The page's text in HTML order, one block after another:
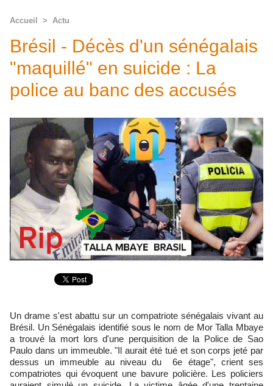
Accueil > Actu
Brésil - Décès d'un sénégalais
"maquillé" en suicide : La
police au banc des accusés
Un drame s'est abattu sur un compatriote sénégalais vivant au
Brésil. Un Sénégalais identifié sous le nom de Mor Talla Mbaye
a trouvé la mort lors d'une perquisition de la Police de Sao
Paulo dans un immeuble. "Il aurait été tué et son corps jeté par
dessus un immeuble au niveau du 6e étage", crient ses
compatriotes qui évoquent une bavure policière. Les policiers